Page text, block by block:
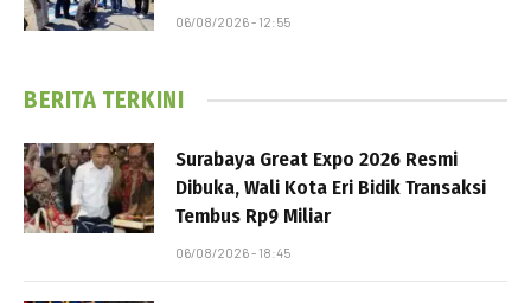
06/08/2026 - 12:55
BERITA TERKINI
Surabaya Great Expo 2026 Resmi
Dibuka, Wali Kota Eri Bidik Transaksi
Tembus Rp9 Miliar
06/08/2026 - 18:45